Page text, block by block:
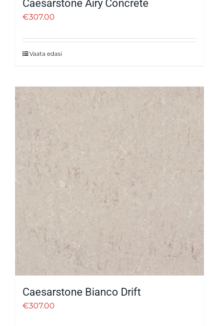
Caesarstone Airy Concrete
€307.00
Vaata edasi
Caesarstone Bianco Drift
€307.00